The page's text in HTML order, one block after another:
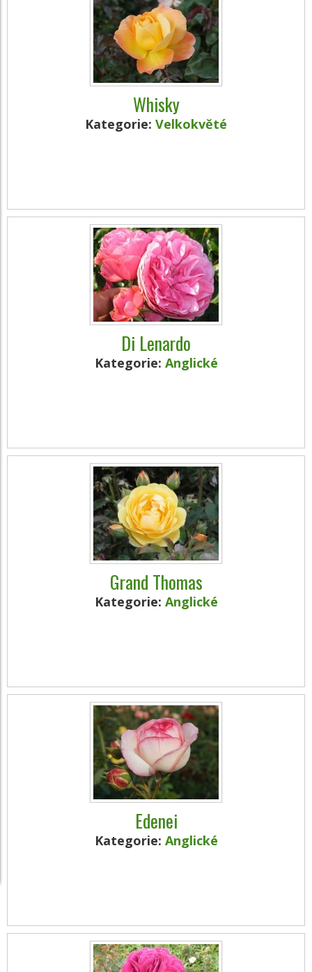
Whisky
Kategorie: Velkokvěté
Di Lenardo
Kategorie: Anglické
Grand Thomas
Kategorie: Anglické
Edenei
Kategorie: Anglické